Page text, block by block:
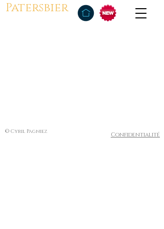
Patersbier
© Cyril Pagniez Confidentialité